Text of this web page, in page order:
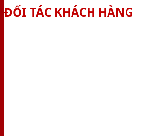
ĐỐI TÁC KHÁCH HÀNG